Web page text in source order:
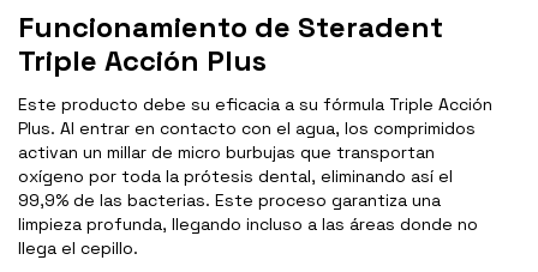
Funcionamiento de Steradent
Triple Acción Plus
Este producto debe su eficacia a su fórmula Triple Acción
Plus. Al entrar en contacto con el agua, los comprimidos
activan un millar de micro burbujas que transportan
oxígeno por toda la prótesis dental, eliminando así el
99,9% de las bacterias. Este proceso garantiza una
limpieza profunda, llegando incluso a las áreas donde no
llega el cepillo.